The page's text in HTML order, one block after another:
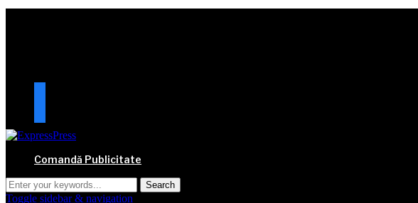
Comandă Publicitate
Toggle sidebar & navigation